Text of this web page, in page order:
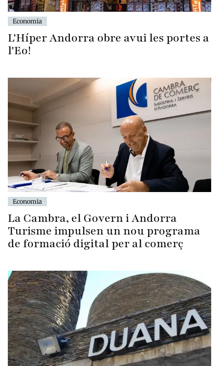
Economia
L'Híper Andorra obre avui les portes a
l'Eo!
Economia
La Cambra, el Govern i Andorra
Turisme impulsen un nou programa
de formació digital per al comerç